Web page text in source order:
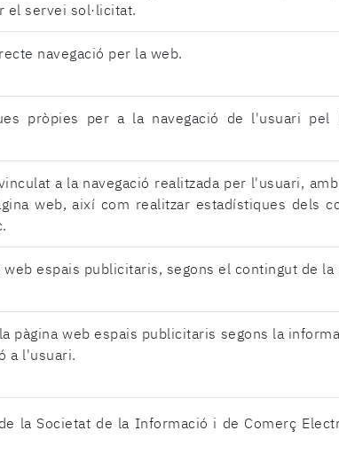
el servei sol·licitat.
navegació per la web.
pròpies per a la navegació de l'usuari pel
a la navegació realitzada per l'usuari,
web, així com realitzar estadístiques dels
espais publicitaris, segons el contingut de la
pàgina web espais publicitaris segons la
a l'usuari.
Societat de la Informació i de Comerç